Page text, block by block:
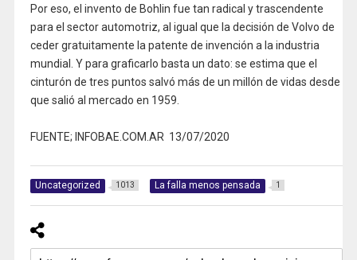
Por eso, el invento de Bohlin fue tan radical y trascendente
para el sector automotriz, al igual que la decisión de Volvo de
ceder gratuitamente la patente de invención a la industria
mundial. Y para graficarlo basta un dato: se estima que el
cinturón de tres puntos salvó más de un millón de vidas desde
que salió al mercado en 1959.
FUENTE; INFOBAE.COM.AR 13/07/2020
Uncategorized 1013 La falla menos pensada 1